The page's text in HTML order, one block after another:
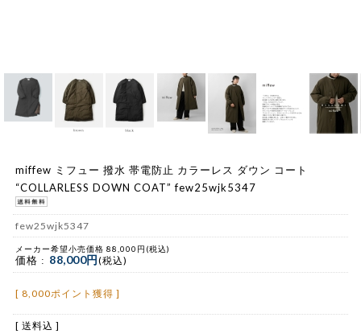
miffew ミフュー 撥水 帯電防止 カラーレス ダウン コート
“COLLARLESS DOWN COAT” few25wjk5347
few25wjk5347
メーカー希望小売価格 88,000円(税込)
価格 : 88,000円(税込)
[ 8,000ポイント獲得 ]
[ 送料込 ]